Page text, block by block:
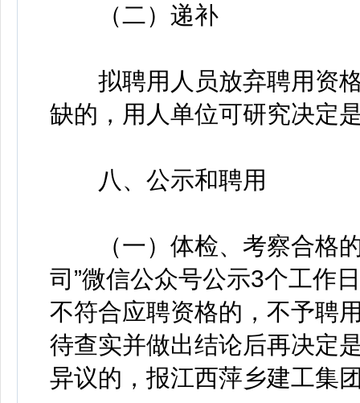
（二）递补
拟聘用人员放弃聘用资格
缺的，用人单位可研究决定
八、公示和聘用
（一）体检、考察合格的
司”微信公众号公示3个工作
不符合应聘资格的，不予聘
待查实并做出结论后再决定
异议的，报江西萍乡建工集